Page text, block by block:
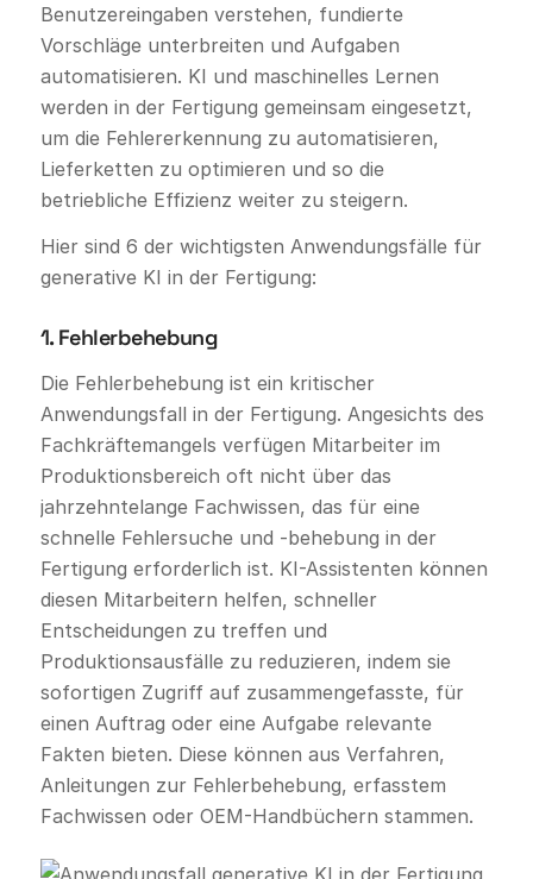
Benutzereingaben verstehen, fundierte
Vorschläge unterbreiten und Aufgaben
automatisieren. KI und maschinelles Lernen
werden in der Fertigung gemeinsam eingesetzt,
um die Fehlererkennung zu automatisieren,
Lieferketten zu optimieren und so die
betriebliche Effizienz weiter zu steigern.
Hier sind 6 der wichtigsten Anwendungsfälle für
generative KI in der Fertigung:
1. Fehlerbehebung
Die Fehlerbehebung ist ein kritischer
Anwendungsfall in der Fertigung. Angesichts des
Fachkräftemangels verfügen Mitarbeiter im
Produktionsbereich oft nicht über das
jahrzehntelange Fachwissen, das für eine
schnelle Fehlersuche und -behebung in der
Fertigung erforderlich ist. KI-Assistenten können
diesen Mitarbeitern helfen, schneller
Entscheidungen zu treffen und
Produktionsausfälle zu reduzieren, indem sie
sofortigen Zugriff auf zusammengefasste, für
einen Auftrag oder eine Aufgabe relevante
Fakten bieten. Diese können aus Verfahren,
Anleitungen zur Fehlerbehebung, erfasstem
Fachwissen oder OEM-Handbüchern stammen.